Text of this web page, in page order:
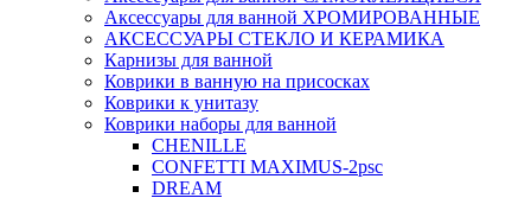
Аксессуары для ванной ХРОМИРОВАННЫЕ
АКСЕССУАРЫ СТЕКЛО И КЕРАМИКА
Карнизы для ванной
Коврики в ванную на присосках
Коврики к унитазу
Коврики наборы для ванной
CHENILLE
CONFETTI MAXIMUS-2psc
DREAM